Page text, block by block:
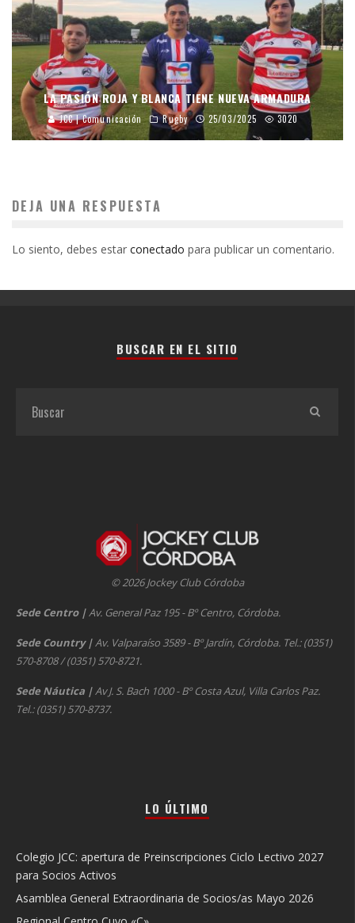
LA PASIÓN ROJA Y BLANCA TIENE NUEVA ARMADURA
JCC | Comunicación Rugby 25/03/2025 3020
DEJA UNA RESPUESTA
Lo siento, debes estar conectado para publicar un comentario.
BUSCAR EN EL SITIO
© 2026 Jockey Club Córdoba
Sede Centro |Av. General Paz 195 - Bº Centro, Córdoba.
Sede Country |Av. Valparaíso 3589 - Bº Jardín, Córdoba. Tel.: (0351)
570-8708 / (0351) 570-8721.
Sede Náutica |Av J. S. Bach 1000 - Bº Costa Azul, Villa Carlos Paz.
Tel.: (0351) 570-8737.
LO ÚLTIMO
Colegio JCC: apertura de Preinscripciones Ciclo Lectivo 2027
para Socios Activos
Asamblea General Extraordinaria de Socios/as Mayo 2026